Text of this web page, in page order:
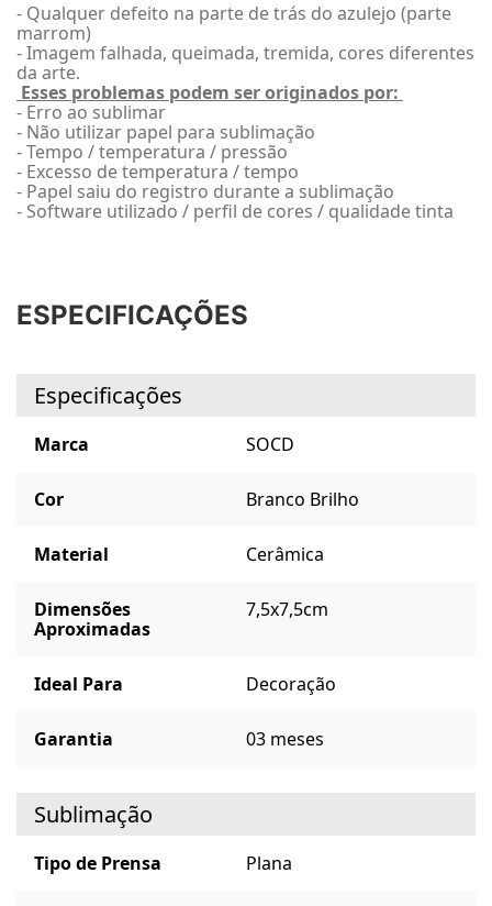
- Qualquer defeito na parte de trás do azulejo (parte
marrom)
- Imagem falhada, queimada, tremida, cores diferentes
da arte.
Esses problemas podem ser originados por:
- Erro ao sublimar
- Não utilizar papel para sublimação
- Tempo / temperatura / pressão
- Excesso de temperatura / tempo
- Papel saiu do registro durante a sublimação
- Software utilizado / perfil de cores / qualidade tinta
ESPECIFICAÇÕES
Especificações
Marca SOCD
Cor Branco Brilho
Material Cerâmica
Dimensões
Aproximadas
7,5x7,5cm
Ideal Para Decoração
Garantia 03 meses
Sublimação
Tipo de Prensa Plana